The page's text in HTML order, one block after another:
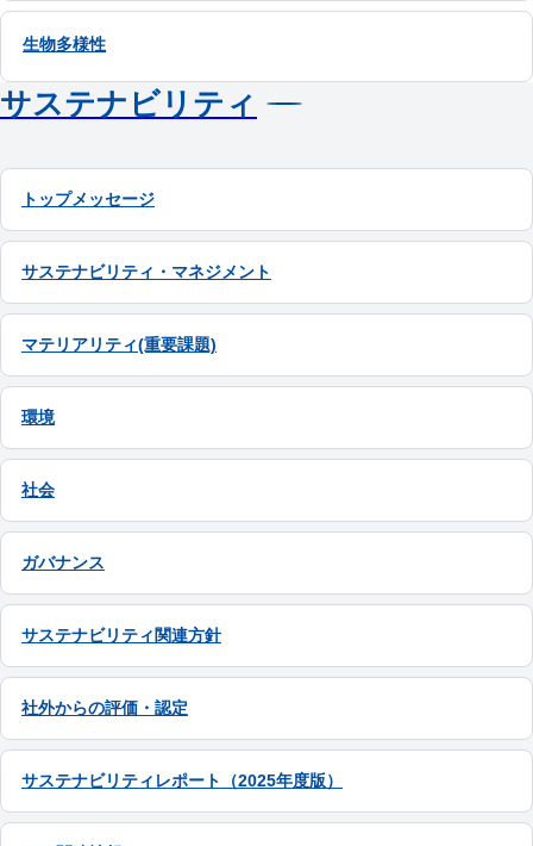
生物多様性
サステナビリティ
トップメッセージ
サステナビリティ・マネジメント
マテリアリティ(重要課題)
環境
社会
ガバナンス
サステナビリティ関連方針
社外からの評価・認定
サステナビリティレポート（2025年度版）